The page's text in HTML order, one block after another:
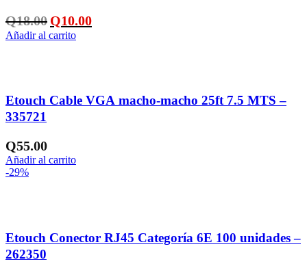
Q18.00 El
precio
original
Q10.00El
precio
Añadir al carrito
Etouch Cable VGA macho-macho 25ft 7.5 MTS –
335721
Q55.00
Añadir al carrito
-29%
Etouch Conector RJ45 Categoría 6E 100 unidades –
262350